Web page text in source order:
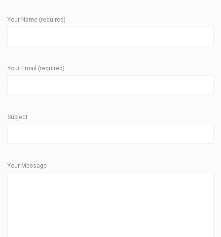
Your Name (required)
Your Email (required)
Subject
Your Message